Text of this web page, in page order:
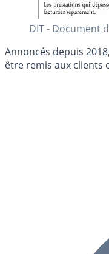
DIT - Document
Annoncés depuis
être remis aux clients